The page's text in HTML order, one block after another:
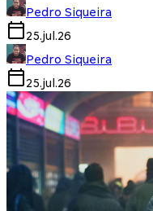
Pedro Siqueira
25.jul.26
Pedro Siqueira
25.jul.26